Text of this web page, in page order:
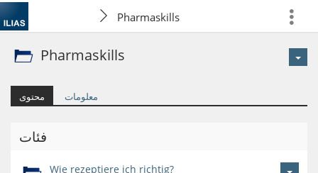
Pharmaskills
more
Pharmaskills
محتوى معلومات
فئات
Wie rezeptiere ich richtig?